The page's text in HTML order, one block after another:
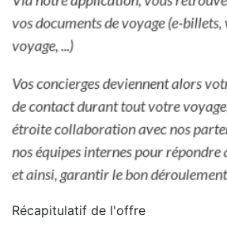
Récapitulatif de l'offre